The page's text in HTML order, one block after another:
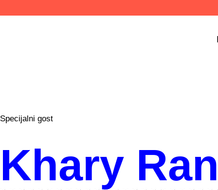
Specijalni gost
Khary